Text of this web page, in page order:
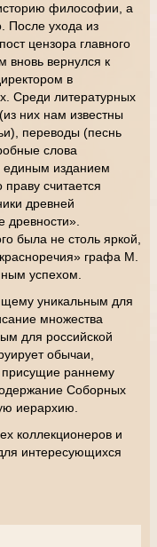
философии, а
После ухода из
цензора главного
вновь вернулся к
в
Среди литературных
них нам известны
переводы (песнь
слова
единым изданием
считается
древней
древности».
была не столь яркой,
графа М.
успехом.
уникальным для
множества
для российской
обычаи,
присущие раннему
Соборных
иерархию.
коллекционеров и
интересующихся